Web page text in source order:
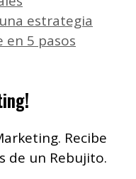
estrategia
en 5 pasos
Recibe
de un Rebujito.